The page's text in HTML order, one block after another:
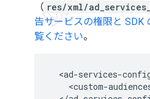
（ res/xml/
告サービスの権限と SDK
覧ください。
<custom-